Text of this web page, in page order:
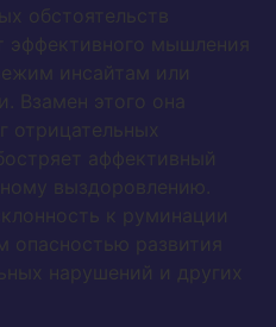
обстоятельств
эффективного мышления
инсайтам или
Взамен этого она
отрицательных
аффективный
выздоровлению.
к руминации
развития
нарушений и других